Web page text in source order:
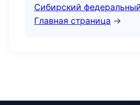
Сибирский
Главная страница →